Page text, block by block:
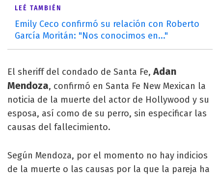
LEÉ TAMBIÉN
Emily Ceco confirmó su relación con Roberto
García Moritán: "Nos conocimos en..."
El sheriff del condado de Santa Fe,Adan
Mendoza, confirmó en Santa Fe New Mexican la
noticia de la muerte del actor de Hollywood y su
esposa, así como de su perro, sin especificar las
causas del fallecimiento.
Según Mendoza, por el momento no hay indicios
de la muerte o las causas por la que la pareja ha